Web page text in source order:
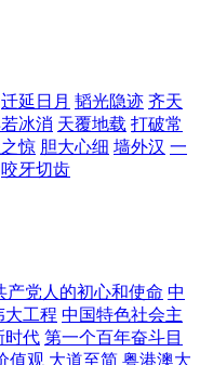
迁延日月 韬光隐迹 齐天
冰消 天覆地载 打破常
惊 胆大心细 墙外汉 一
咬牙切齿
产党人的初心和使命 中
大工程 中国特色社会主
时代 第一个百年奋斗目
值观 大道至简 粤港澳大